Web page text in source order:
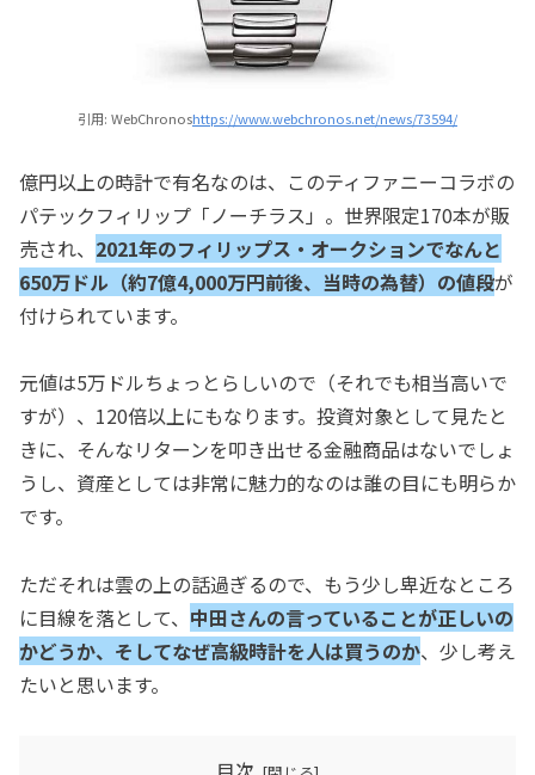
引用: WebChronoshttps://www.webchronos.net/news/73594/
億円以上の時計で有名なのは、このティファニーコラボの
パテックフィリップ「ノーチラス」。世界限定170本が販
売され、 2021年のフィリップス・オークションでなんと
650万ドル（約7億4,000万円前後、当時の為替）の値段が
付けられています。
元値は5万ドルちょっとらしいので（それでも相当高いで
すが）、120倍以上にもなります。投資対象として見たと
きに、そんなリターンを叩き出せる金融商品はないでしょ
うし、資産としては非常に魅力的なのは誰の目にも明らか
です。
ただそれは雲の上の話過ぎるので、もう少し卑近なところ
に目線を落として、 中田さんの言っていることが正しいの
かどうか、そしてなぜ高級時計を人は買うのか、少し考え
たいと思います。